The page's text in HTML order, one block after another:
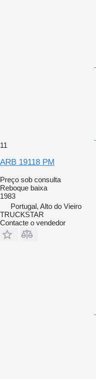
11
ARB 19118 PM
Preço sob consulta
Reboque baixa
1983
Portugal, Alto do Vieiro
TRUCKSTAR
Contacte o vendedor